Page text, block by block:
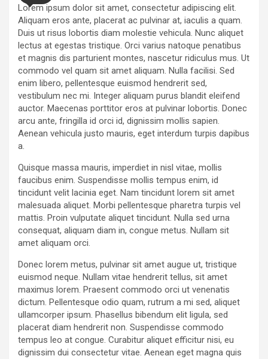
Lorem ipsum dolor sit amet, consectetur adipiscing elit.
Aliquam eros ante, placerat ac pulvinar at, iaculis a quam.
Duis ut risus lobortis diam molestie vehicula. Nunc aliquet
lectus at egestas tristique. Orci varius natoque penatibus
et magnis dis parturient montes, nascetur ridiculus mus. Ut
commodo vel quam sit amet aliquam. Nulla facilisi. Sed
enim libero, pellentesque euismod hendrerit sed,
vestibulum nec mi. Integer aliquam purus blandit eleifend
auctor. Maecenas porttitor eros at pulvinar lobortis. Donec
arcu ante, fringilla id orci id, dignissim mollis sapien.
Aenean vehicula justo mauris, eget interdum turpis dapibus
a.
Quisque massa mauris, imperdiet in nisl vitae, mollis
faucibus enim. Suspendisse mollis tempus enim, id
tincidunt velit lacinia eget. Nam tincidunt lorem sit amet
malesuada aliquet. Morbi pellentesque pharetra turpis vel
mattis. Proin vulputate aliquet tincidunt. Nulla sed urna
consequat, aliquam diam in, congue metus. Nullam sit
amet aliquam orci.
Donec lorem metus, pulvinar sit amet augue ut, tristique
euismod neque. Nullam vitae hendrerit tellus, sit amet
maximus lorem. Praesent commodo orci ut venenatis
dictum. Pellentesque odio quam, rutrum a mi sed, aliquet
ullamcorper ipsum. Phasellus bibendum elit ligula, sed
placerat diam hendrerit non. Suspendisse commodo
tempus leo at congue. Curabitur aliquet efficitur nisi, eu
dignissim dui consectetur vitae. Aenean eget magna quis